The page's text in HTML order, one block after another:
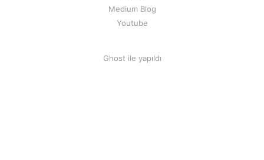
Medium Blog
Youtube
Ghost ile yapıldı